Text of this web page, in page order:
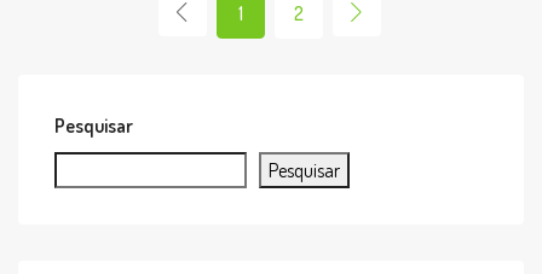
1 2
Pesquisar
Pesquisar